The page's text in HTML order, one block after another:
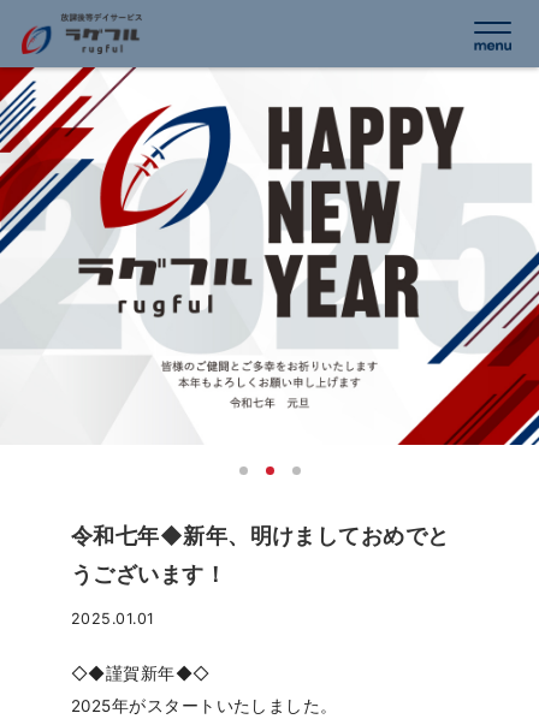
令和七年◆新年、明けましておめでと
うございます！
2025.01.01
◇◆謹賀新年◆◇
2025年がスタートいたしました。